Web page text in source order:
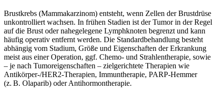
Brustkrebs (Mammakarzinom) entsteht, wenn Zellen der Brustdrüse
unkontrolliert wachsen. In frühen Stadien ist der Tumor in der Regel
auf die Brust oder nahegelegene Lymphknoten begrenzt und kann
häufig operativ entfernt werden. Die Standardbehandlung besteht
abhängig vom Stadium, Größe und Eigenschaften der Erkrankung
meist aus einer Operation, ggf. Chemo- und Strahlentherapie, sowie
– je nach Tumoreigenschaften – zielgerichtete Therapien wie
Antikörper-/HER2-Therapien, Immuntherapie, PARP-Hemmer
(z. B. Olaparib) oder Antihormontherapie.